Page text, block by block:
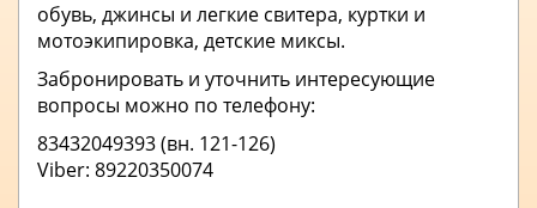
обувь, джинсы и легкие свитера, куртки и
мотоэкипировка, детские миксы.
Забронировать и уточнить интересующие
вопросы можно по телефону:
83432049393 (вн. 121-126)
Viber: 89220350074